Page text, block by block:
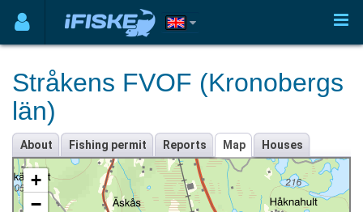
Stråkens FVOF (Kronobergs
län)
About Fishing permit Reports Map Houses
+
−